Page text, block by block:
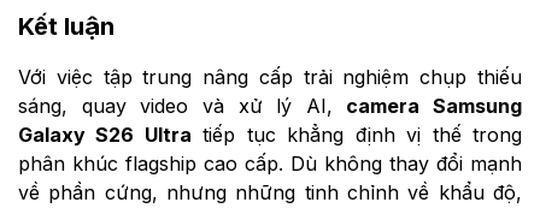
Kết luận
Với việc tập trung nâng cấp trải nghiệm chụp thiếu
sáng, quay video và xử lý AI, camera Samsung
Galaxy S26 Ultra tiếp tục khẳng định vị thế trong
phân khúc flagship cao cấp. Dù không thay đổi mạnh
về phần cứng, nhưng những tinh chỉnh về khẩu độ,